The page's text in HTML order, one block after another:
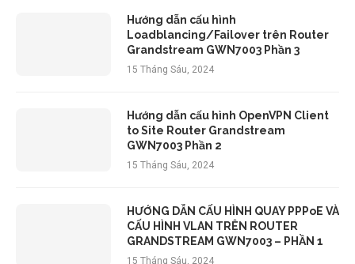
Hướng dẫn cấu hình
Loadblancing/Failover trên Router
Grandstream GWN7003 Phần 3
15 Tháng Sáu, 2024
Hướng dẫn cấu hình OpenVPN Client
to Site Router Grandstream
GWN7003 Phần 2
15 Tháng Sáu, 2024
HƯỚNG DẪN CẤU HÌNH QUAY PPPoE VÀ
CẤU HÌNH VLAN TRÊN ROUTER
GRANDSTREAM GWN7003 – PHẦN 1
15 Tháng Sáu, 2024